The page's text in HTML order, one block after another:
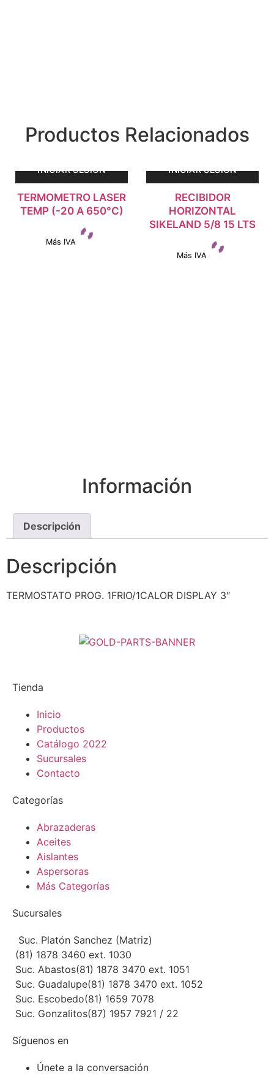
Productos Relacionados
INICIAR SESIÓN
TERMOMETRO LASER
TEMP (-20 A 650°C)
Más IVA
INICIAR SESIÓN
RECIBIDOR
HORIZONTAL
SIKELAND 5/8 15 LTS
Más IVA
Información
Descripción
Descripción
TERMOSTATO PROG. 1FRIO/1CALOR DISPLAY 3″
Tienda
Inicio
Productos
Catálogo 2022
Sucursales
Contacto
Categorías
Abrazaderas
Aceites
Aislantes
Aspersoras
Más Categorías
Sucursales
Suc. Platón Sanchez (Matriz)
(81) 1878 3460 ext. 1030
Suc. Abastos(81) 1878 3470 ext. 1051
Suc. Guadalupe(81) 1878 3470 ext. 1052
Suc. Escobedo(81) 1659 7078
Suc. Gonzalitos(87) 1957 7921 / 22
Síguenos en
Únete a la conversación